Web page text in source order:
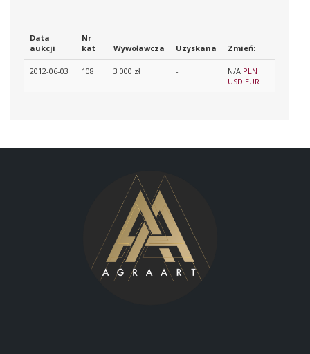
Data
aukcji
Nr
kat
Wywoławcza Uzyskana Zmień:
2012-06-03 108 3 000 zł - N/A PLN
USD EUR